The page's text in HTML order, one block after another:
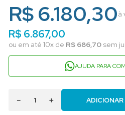
R$ 6.180,30à
R$ 6.867,00
ou em até 10x de R$ 686,70 sem
AJUDA PARA
＋
－